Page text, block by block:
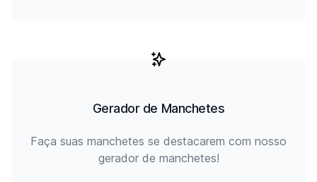
Gerador de Manchetes
Faça suas manchetes se destacarem com nosso
gerador de manchetes!